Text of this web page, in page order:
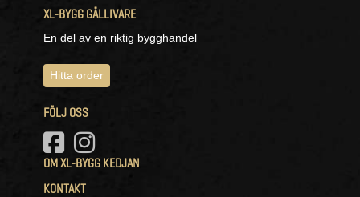
XL-BYGG GÄLLIVARE
En del av en riktig bygghandel
Hitta order
FÖLJ OSS
OM XL-BYGG KEDJAN
KONTAKT